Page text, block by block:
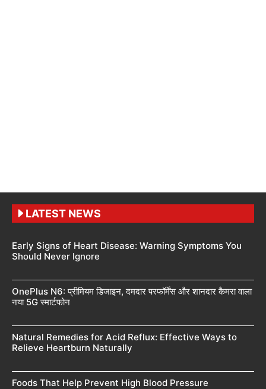
LATEST NEWS
Early Signs of Heart Disease: Warning Symptoms You
Should Never Ignore
OnePlus N6: प्रीमियम डिजाइन, दमदार परफॉर्मेंस और शानदार कैमरा वाला
नया 5G स्मार्टफोन
Natural Remedies for Acid Reflux: Effective Ways to
Relieve Heartburn Naturally
Foods That Help Prevent High Blood Pressure